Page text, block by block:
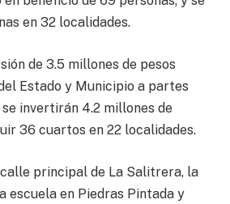
en 32 localidades.
de 3.5 millones de pesos
Estado y Municipio a partes
se invertirán 4.2 millones de
36 cuartos en 22 localidades.
principal de La Salitrera, la
escuela en Piedras Pintada y